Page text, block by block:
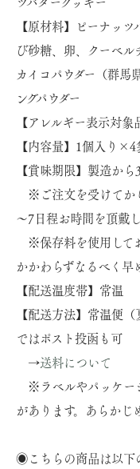
【原材料】ピーナッ
び砂糖、卵、クーベル
カイコパウダー（群馬
ングパウダー
【アレルギー表示対
【内容量】1個入り×4
【賞味期限】製造から
※ご注文を受けてか
～7日程お時間を頂戴し
※保存料を使用して
かかわらずなるべく早
【配送温度帯】常温
【配送方法】常温便
ではポスト投函も可
→送料について
※ラベルやパッケー
があります。あらかじ
◉こちらの商品は以下